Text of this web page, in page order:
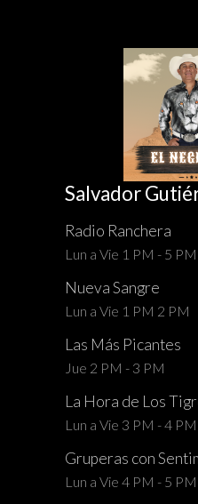
Salvador
Radio Ranchera
Lun a Vie 1 PM - 5 PM
Nueva Sangre
Lun a Vie 1 PM 2 PM
Las Más Picantes
Jue 2 PM - 3 PM
La Hora de Los
Lun a Vie 3 PM - 4 PM
Gruperas con
Lun a Vie 4 PM - 5 PM